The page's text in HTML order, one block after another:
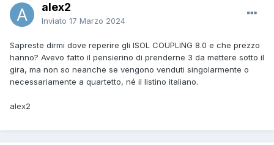
alex2
Inviato 17 Marzo 2024
Sapreste dirmi dove reperire gli ISOL COUPLING 8.0 e che prezzo
hanno? Avevo fatto il pensierino di prenderne 3 da mettere sotto il
gira, ma non so neanche se vengono venduti singolarmente o
necessariamente a quartetto, né il listino italiano.
alex2